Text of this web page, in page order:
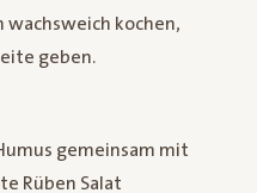
wachsweich kochen,
geben.
gemeinsam mit
Rüben Salat